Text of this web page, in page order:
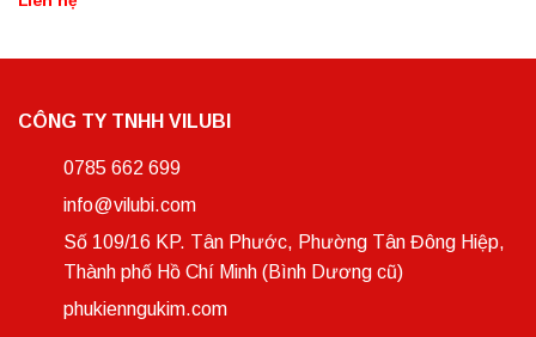
CÔNG TY TNHH VILUBI
0785 662 699
info@vilubi.com
Số 109/16 KP. Tân Phước, Phường Tân Đông Hiệp,
Thành phố Hồ Chí Minh (Bình Dương cũ)
phukienngukim.com